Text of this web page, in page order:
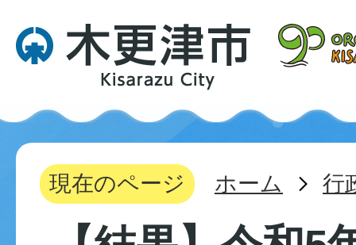
現在のページ ホーム 行